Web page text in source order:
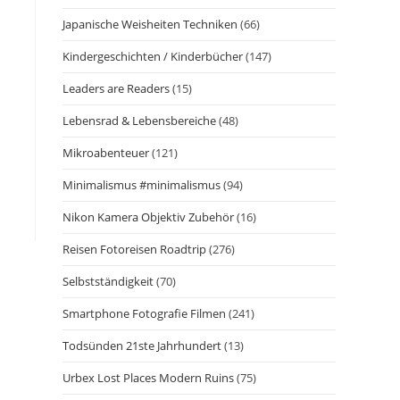
Japanische Weisheiten Techniken (66)
Kindergeschichten / Kinderbücher(147)
Leaders are Readers(15)
Lebensrad & Lebensbereiche(48)
Mikroabenteuer(121)
Minimalismus #minimalismus(94)
Nikon Kamera Objektiv Zubehör(16)
Reisen Fotoreisen Roadtrip(276)
Selbstständigkeit(70)
Smartphone Fotografie Filmen (241)
Todsünden 21ste Jahrhundert(13)
Urbex Lost Places Modern Ruins(75)